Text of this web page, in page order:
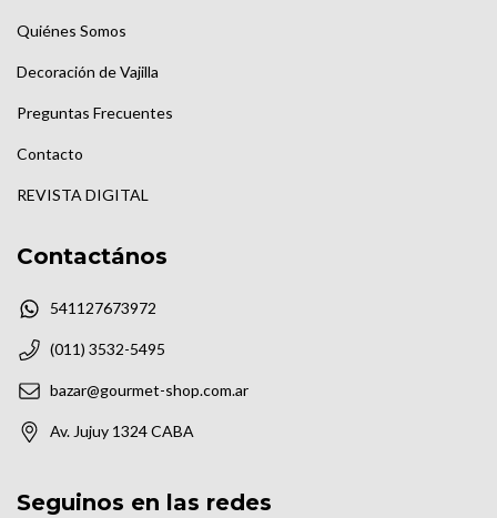
Quiénes Somos
Decoración de Vajilla
Preguntas Frecuentes
Contacto
REVISTA DIGITAL
Contactános
541127673972
(011) 3532-5495
bazar@gourmet-shop.com.ar
Av. Jujuy 1324 CABA
Seguinos en las redes